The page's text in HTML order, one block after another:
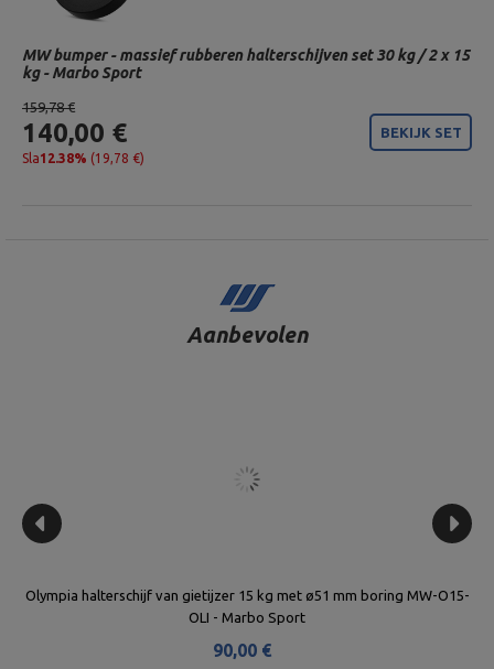
159,78 €
140,00 €
Sla12.38% (19,78 €)
BEKIJK SET
MW bumper - massief rubberen halterschijven set 30 kg / 2 x 15
kg - Marbo Sport
Aanbevolen
Olympia halterschijf van gietijzer 15 kg met ø51 mm boring MW-O15-
OLI - Marbo Sport
90,00 €